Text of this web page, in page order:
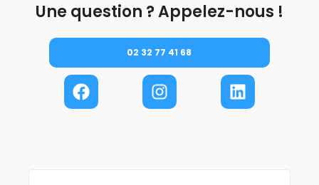
Une question ? Appelez-nous !
02 32 77 41 68